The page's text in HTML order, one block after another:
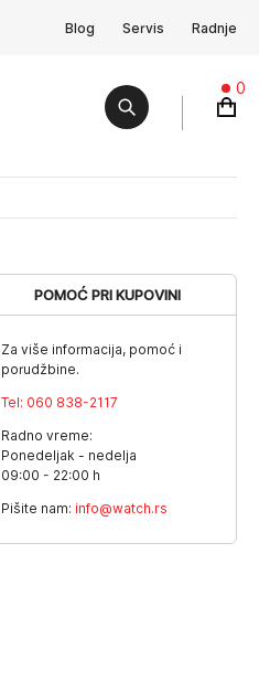
Blog Servis Radnje
0
POMOĆ PRI KUPOVINI
Za više informacija, pomoć i
porudžbine.
Tel: 060 838-2117
Radno vreme:
Ponedeljak - nedelja
09:00 - 22:00 h
Pišite nam: info@watch.rs